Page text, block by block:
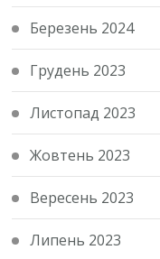
Березень 2024
Грудень 2023
Листопад 2023
Жовтень 2023
Вересень 2023
Липень 2023